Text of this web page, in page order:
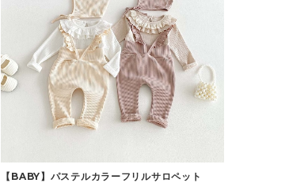
【BABY】パステルカラーフリルサロペット